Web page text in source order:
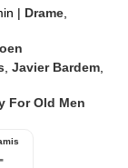
| Drame
,Javier Bardem
For Old Men